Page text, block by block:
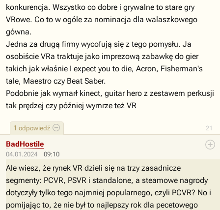
21
1 odpowiedź
konkurencja. Wszystko co dobre i grywalne to stare gry
VRowe. Co to w ogóle za nominacja dla walaszkowego
gówna.
Jedna za drugą firmy wycofują się z tego pomysłu. Ja
osobiście VRa traktuje jako imprezową zabawkę do gier
takich jak właśnie I expect you to die, Acron, Fisherman's
tale, Maestro czy Beat Saber.
Podobnie jak wymarł kinect, guitar hero z zestawem perkusji
tak prędzej czy później wymrze też VR
04.01.2024 09:10
BadHostile
Ale wiesz, że rynek VR dzieli się na trzy zasadnicze
segmenty: PCVR, PSVR i standalone, a steamowe nagrody
dotyczyły tylko tego najmniej popularnego, czyli PCVR? No i
pomijając to, że nie był to najlepszy rok dla pecetowego